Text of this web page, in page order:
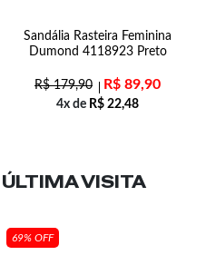
Sandália Rasteira Feminina
Dumond 4118923 Preto
R$179,90 R$ 89,90
4x de R$ 22,48
ÚLTIMA VISITA
69% OFF